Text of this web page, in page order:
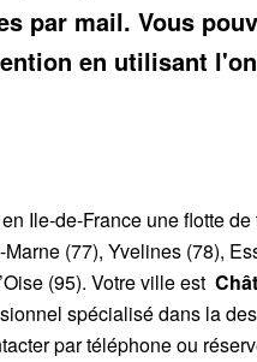
par mail. Vous
en utilisant
Ile-de-France une flotte
(77), Yvelines (78),
(95). Votre ville est
spécialisé dans la
par téléphone ou